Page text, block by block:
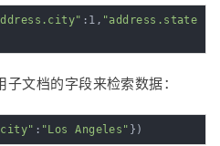
:1, "address.state
文档的字段来检索数据：
: "Los Angeles" })